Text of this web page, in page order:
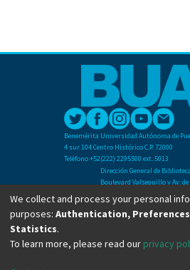
Benemérita Universidad Autónoma de
4 sur 104 Centro Histórico C.P. 72000
Teléfono +52(222) 2295500 ext. 5013
Dirección General de
Boulevard Valsequillo y Av.
Ciudad Universitaria. Col.
C.P. 72570
Teléfono +52 (222) 2295500
We collect and process your personal
purposes: Authentication,
Statistics.
To learn more, please read our privacy